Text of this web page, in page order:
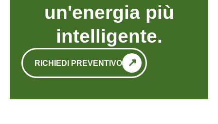
un'energia più
intelligente.
RICHIEDI PREVENTIVO